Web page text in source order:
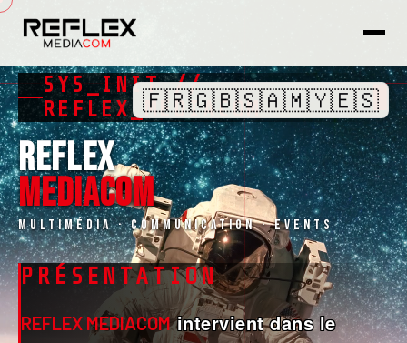
SYS_INIT //
REFLEX_MEDIACOM
REFLEX
MEDIACOM
Multimédia · Communication · Events
PRÉSENTATION
REFLEX MEDIACOMintervient dans le
🇫🇷🇬🇧🇸🇦🇲🇾🇪🇸